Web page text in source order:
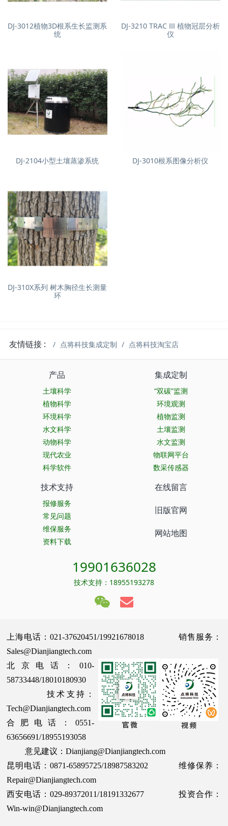
DJ-3012植物3D根系生长监测系
统
DJ-3210 TRAC Ⅲ 植物冠层分析
仪
DJ-2104小型土壤蒸渗系统 DJ-3010根系图像分析仪
DJ-310X系列 树木胸径生长测量
环
友情链接 : 点将科技集成定制 点将科技淘宝店
产品
土壤科学
植物科学
环境科学
水文科学
动物科学
现代农业
科学软件
集成定制
“双碳”监测
环境观测
植物监测
土壤监测
水文监测
物联网平台
数采传感器
技术支持
报修服务
常见问题
维保服务
资料下载
在线留言
旧版官网
网站地图
19901636028
技术支持：18955193278
上海电话：021-37620451/19921678018 销售服务：
Sales@Dianjiangtech.com
北京电话：010-
58733448/18010180930
技术支持：
Tech@Dianjiangtech.com
合肥电话：0551-
63656691/18955193058
意见建议：Dianjiang@Dianjiangtech.com
昆明电话：0871-65895725/18987583202 维修保养：
Repair@Dianjiangtech.com
西安电话：029-89372011/18191332677 投资合作：
Win-win@Dianjiangtech.com